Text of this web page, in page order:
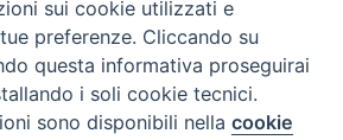
Editrice
Preferenze Cookie
sui cookie utilizzati e
preferenze. Cliccando su
questa informativa proseguirai
i soli cookie tecnici.
sono disponibili nellacookie